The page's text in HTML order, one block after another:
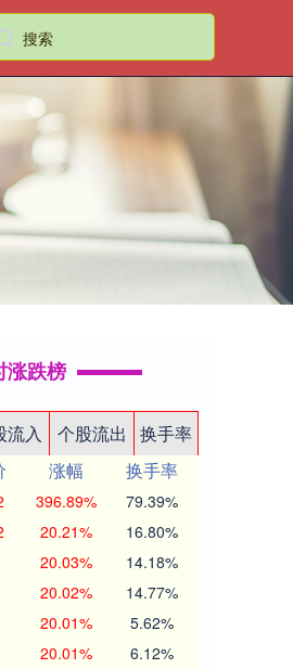
涨跌榜
流入 个股流出
换手率
涨幅
换手率
396.89% 79.39%
20.21% 16.80%
20.03% 14.18%
20.02% 14.77%
20.01% 5.62%
20.01% 6.12%